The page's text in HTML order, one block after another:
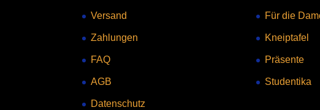
Versand
Zahlungen
FAQ
AGB
Datenschutz
Für die
Kneiptafel
Präsente
Studentika